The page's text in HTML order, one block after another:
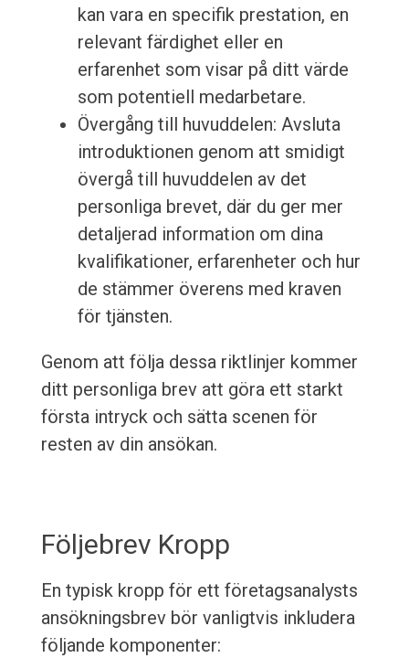
kan vara en specifik prestation, en
relevant färdighet eller en
erfarenhet som visar på ditt värde
som potentiell medarbetare.
Övergång till huvuddelen: Avsluta
introduktionen genom att smidigt
övergå till huvuddelen av det
personliga brevet, där du ger mer
detaljerad information om dina
kvalifikationer, erfarenheter och hur
de stämmer överens med kraven
för tjänsten.
Genom att följa dessa riktlinjer kommer
ditt personliga brev att göra ett starkt
första intryck och sätta scenen för
resten av din ansökan.
Följebrev Kropp
En typisk kropp för ett företagsanalysts
ansökningsbrev bör vanligtvis inkludera
följande komponenter: